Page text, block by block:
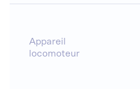
Appareil
locomoteur